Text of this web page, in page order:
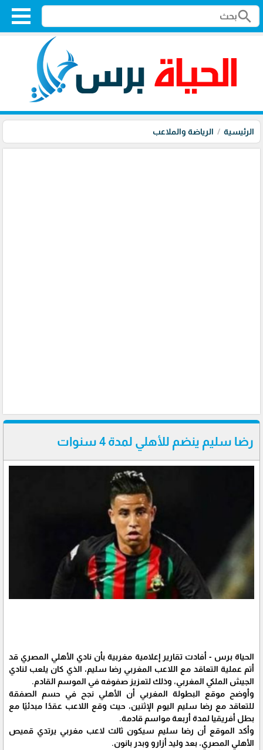
search
الرئيسية الرياضة والملاعب
رضا سليم ينضم للأهلي لمدة 4 سنوات
الحياة برس - أفادت تقارير إعلامية مغربية بأن نادي الأهلي المصري قد
أتم عملية التعاقد مع اللاعب المغربي رضا سليم، الذي كان يلعب لنادي
الجيش الملكي المغربي، وذلك لتعزيز صفوفه في الموسم القادم.
وأوضح موقع البطولة المغربي أن الأهلي نجح في حسم الصفقة
للتعاقد مع رضا سليم اليوم الإثنين، حيث وقع اللاعب عقدًا مبدئيًا مع
بطل أفريقيا لمدة أربعة مواسم قادمة.
وأكد الموقع أن رضا سليم سيكون ثالث لاعب مغربي يرتدي قميص
الأهلي المصري، بعد وليد أزارو وبدر بانون.